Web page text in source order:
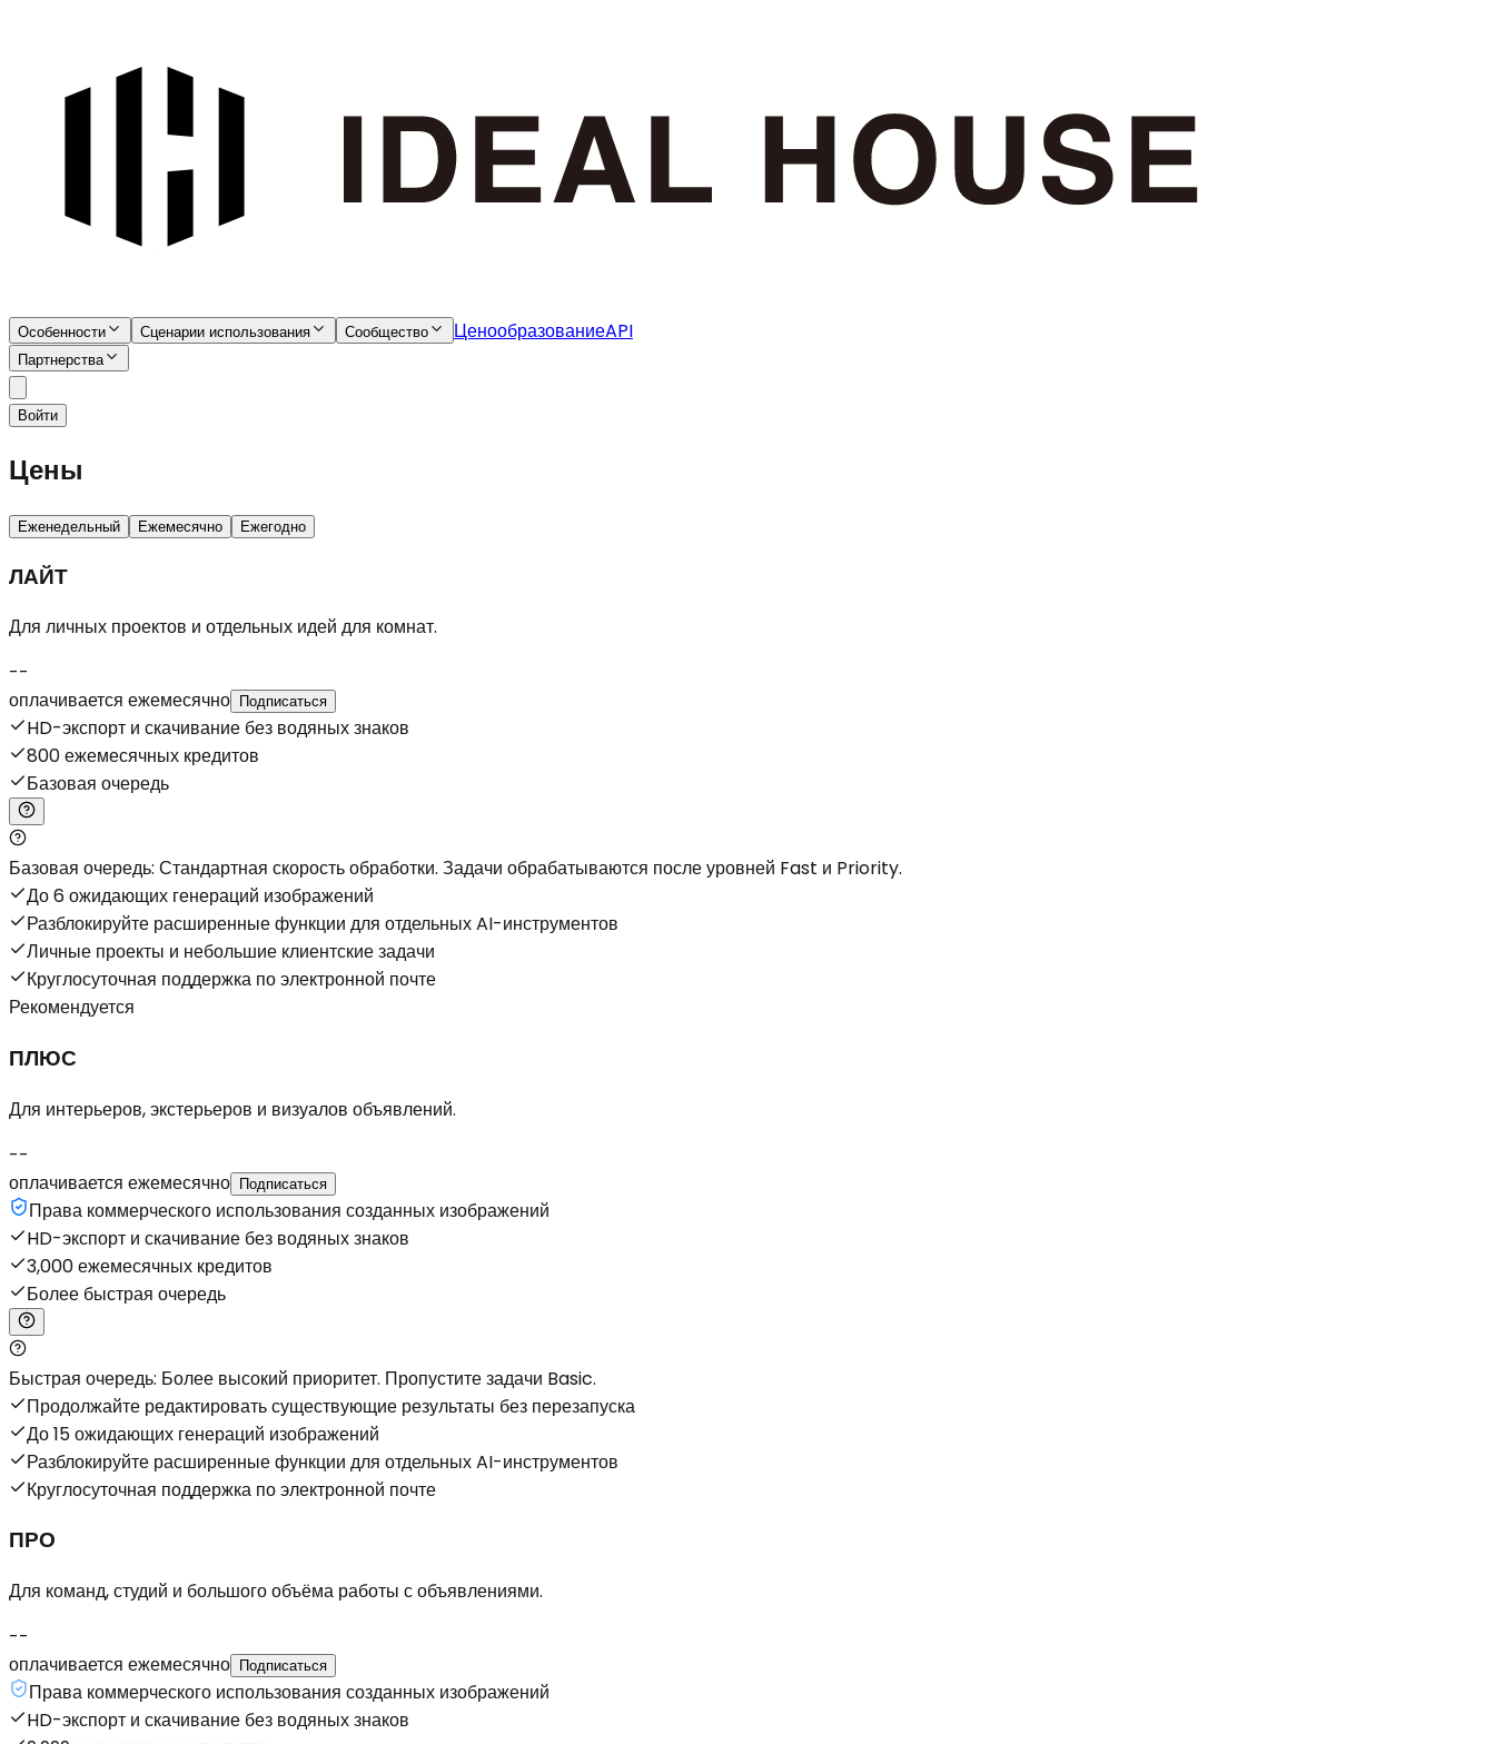
Особенности Сценарии использования Сообщество ЦенообразованиеAPI
Партнерства
Войти
Цены
Еженедельный Ежемесячно Ежегодно
ЛАЙТ
Для личных проектов и отдельных идей для комнат.
--
оплачивается ежемесячно
Подписаться
HD-экспорт и скачивание без водяных знаков
800 ежемесячных кредитов
Базовая очередь
Базовая очередь: Стандартная скорость обработки. Задачи обрабатываются после уровней Fast и Priority.
До 6 ожидающих генераций изображений
Разблокируйте расширенные функции для отдельных AI-инструментов
Личные проекты и небольшие клиентские задачи
Круглосуточная поддержка по электронной почте
Рекомендуется
ПЛЮС
Для интерьеров, экстерьеров и визуалов объявлений.
--
оплачивается ежемесячно Подписаться
Права коммерческого использования созданных изображений
HD-экспорт и скачивание без водяных знаков
3,000 ежемесячных кредитов
Более быстрая очередь
Быстрая очередь: Более высокий приоритет. Пропустите задачи Basic.
Продолжайте редактировать существующие результаты без перезапуска
До 15 ожидающих генераций изображений
Разблокируйте расширенные функции для отдельных AI-инструментов
Круглосуточная поддержка по электронной почте
ПРО
Для команд, студий и большого объёма работы с объявлениями.
--
оплачивается ежемесячно
Подписаться
Права коммерческого использования созданных изображений
HD-экспорт и скачивание без водяных знаков